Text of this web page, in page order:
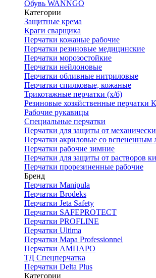
Обувь WANNGO
Категории
Защитные крема
Краги сварщика
Перчатки кожаные рабочие
Перчатки резиновые медицинские
Перчатки морозостойкие
Перчатки нейлоновые
Перчатки обливные нитриловые
Перчатки спилковые, кожаные
Трикотажные перчатки (х/б)
Резиновые хозяйственные
Рабочие рукавицы
Специальные перчатки
Перчатки для защиты от
Перчатки акриловые со вспененным
Перчатки рабочие зимние
Перчатки для защиты от растворов
Перчатки прорезиненные рабочие
Бренд
Перчатки Manipula
Перчатки Brodeks
Перчатки Jeta Safety
Перчатки SAFEPROTECT
Перчатки PROFLINE
Перчатки Ultima
Перчатки Мара Professionnel
Перчатки АМПАРО
ТД Спецперчатка
Перчатки Delta Plus
Категории